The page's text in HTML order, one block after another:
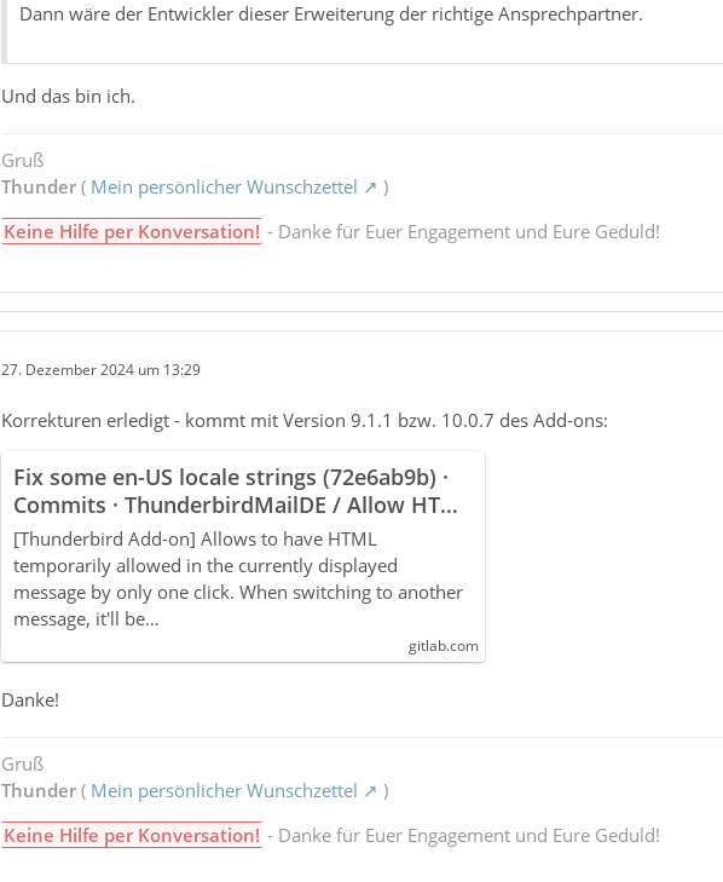
Dann wäre der Entwickler dieser Erweiterung der richtige Ansprechpartner.
Und das bin ich.
Gruß
Thunder( Mein persönlicher Wunschzettel
)
Keine Hilfe per Konversation! - Danke für Euer Engagement und Eure Geduld!
27. Dezember 2024 um 13:29
Korrekturen erledigt - kommt mit Version 9.1.1 bzw. 10.0.7 des Add-ons:
Fix some en-US locale strings (72e6ab9b) ·
Commits · ThunderbirdMailDE / Allow HTML
Temp · GitLab
[Thunderbird Add-on] Allows to have HTML
temporarily allowed in the currently displayed
message by only one click. When switching to another
message, it'll be…
gitlab.com
Danke!
Gruß
Thunder( Mein persönlicher Wunschzettel
)
Keine Hilfe per Konversation! - Danke für Euer Engagement und Eure Geduld!